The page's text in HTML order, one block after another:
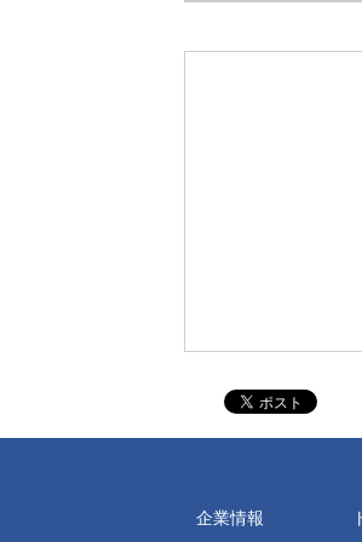
企業情報